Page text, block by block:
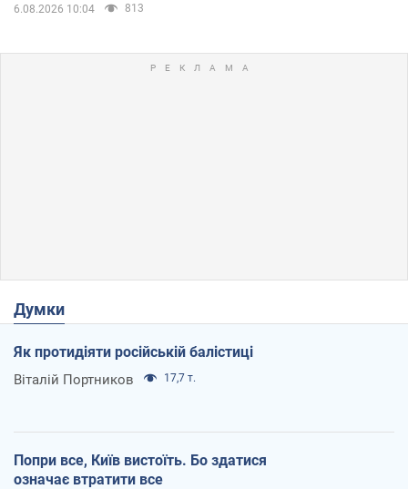
6.08.2026 10:04 813
Думки
Як протидіяти російській балістиці
Віталій Портников 17,7 т.
Попри все, Київ вистоїть. Бо здатися
означає втратити все